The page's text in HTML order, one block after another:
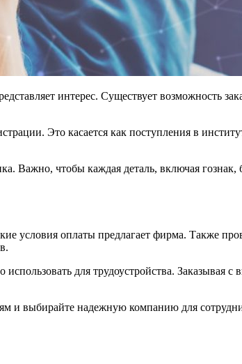
интерес. Существует возможность
Это касается как поступления в
Важно, чтобы каждая деталь, включая
условия оплаты предлагает фирма. Также
для трудоустройства. Заказывая
и выбирайте надежную компанию для